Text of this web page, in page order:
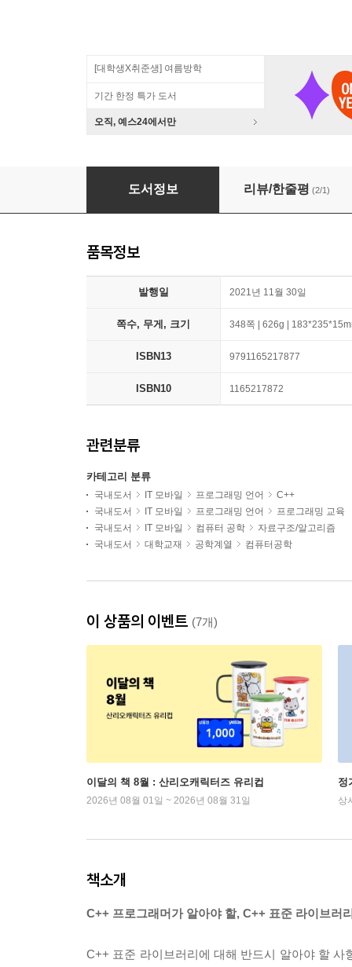
[대학생X취준생] 여름방학
기간 한정 특가 도서
오직, 예스24에서만
핵심 C++ 표준 라이브러리
도서정보 리뷰/한줄평 (2/1)
품목정보
발행일 2021년 11월 30일
쪽수, 무게, 크기 348쪽 | 626g |
ISBN13 9791165217877
ISBN10 1165217872
관련분류
카테고리 분류
국내도서 IT 모바일 프로그래밍 언어
C++
국내도서
IT 모바일 프로그래밍 언어
프로그래밍 교육
국내도서
IT 모바일 컴퓨터 공학
자료구조/알고리즘
국내도서
대학교재 공학계열 컴퓨터공학
이 상품의 이벤트 (7개)
이달의 책 8월 : 산리오캐릭터즈 유리컵
2026년 08월 01일 ~ 2026년 08월 31일
정
상
책소개
C++ 프로그래머가 알아야 할, C++ 표준 라이브러
C++ 표준 라이브러리에 대해 반드시 알아야 할